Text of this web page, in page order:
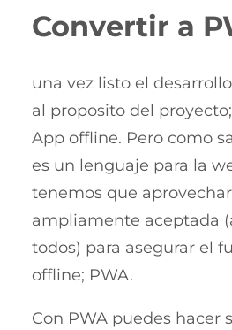
Convertir a
una vez listo el
al proposito del
App offline. Pero como
es un lenguaje para la
tenemos que
ampliamente aceptada
todos) para asegurar el
offline; PWA.
Con PWA puedes hacer